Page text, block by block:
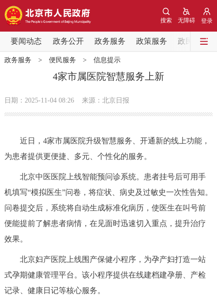
登录
无障碍
搜索
要闻动态 政务公开 政务服务 政策服务 政民互动
要闻动态
党中央精神 国务院信息
政务公开
市领导 机构职能 政策服务
决策公开
政务服务
个人服务 法人服务 部门服务
政务服务 > 便民服务 > 信息提示
4家市属医院智慧服务上新
日期：2025-11-04 08:26 来源：北京日报
近日，4家市属医院升级智慧服务、开通新的线上功能，
为患者提供更便捷、多元、个性化的服务。
北京中医医院上线智能预问诊系统。患者挂号后可用手
机填写“模拟医生”问卷，将症状、病史及过敏史一次性告知。
问卷提交后，系统将自动生成标准化病历，使医生在叫号前
便能提前了解患者病情，在见面时迅速切入重点，提升治疗
效果。
北京妇产医院上线围产保健小程序，为孕产妇打造一站
式孕期健康管理平台。该小程序提供在线建档建孕册、产检
记录、健康日记等核心服务。